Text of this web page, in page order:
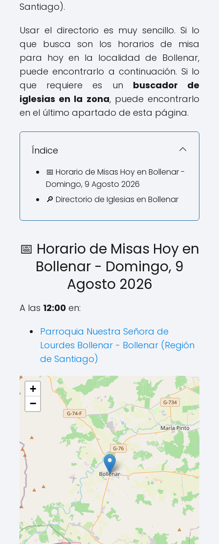
Santiago).
Usar el directorio es muy sencillo. Si lo
que busca son los horarios de misa
para hoy en la localidad de Bollenar,
puede encontrarlo a continuación. Si lo
que requiere es un buscador de
iglesias en la zona, puede encontrarlo
en el último apartado de esta página.
Índice
📅 Horario de Misas Hoy en Bollenar -
Domingo, 9 Agosto 2026
🔎 Directorio de Iglesias en Bollenar
📅 Horario de Misas Hoy en
Bollenar - Domingo, 9
Agosto 2026
A las 12:00 en:
Parroquia Nuestra Señora de
Lourdes Bollenar - Bollenar (Región
de Santiago)
+
−